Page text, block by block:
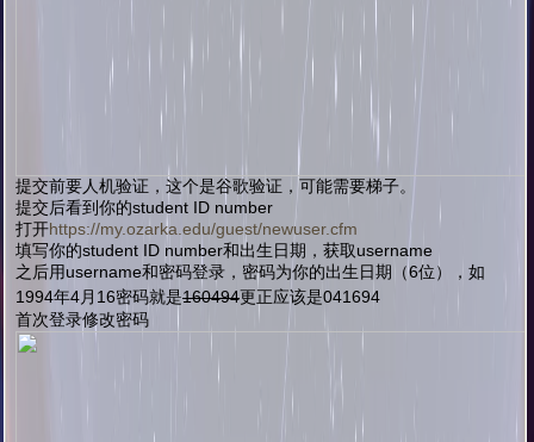
提交前要人机验证，这个是谷歌验证，可能需要梯子。
提交后看到你的student ID number
打开https://my.ozarka.edu/guest/newuser.cfm
填写你的student ID number和出生日期，获取username
之后用username和密码登录，密码为你的出生日期（6位），如
1994年4月16密码就是160494更正应该是041694
首次登录修改密码